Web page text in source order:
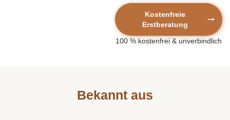
Kostenfreie
Erstberatung
100 %kostenfrei& unverbindlich
Bekannt aus